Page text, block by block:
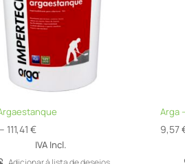
– 111,41€Price
range:
8,68 €
IVA Incl.
Arga
9,57